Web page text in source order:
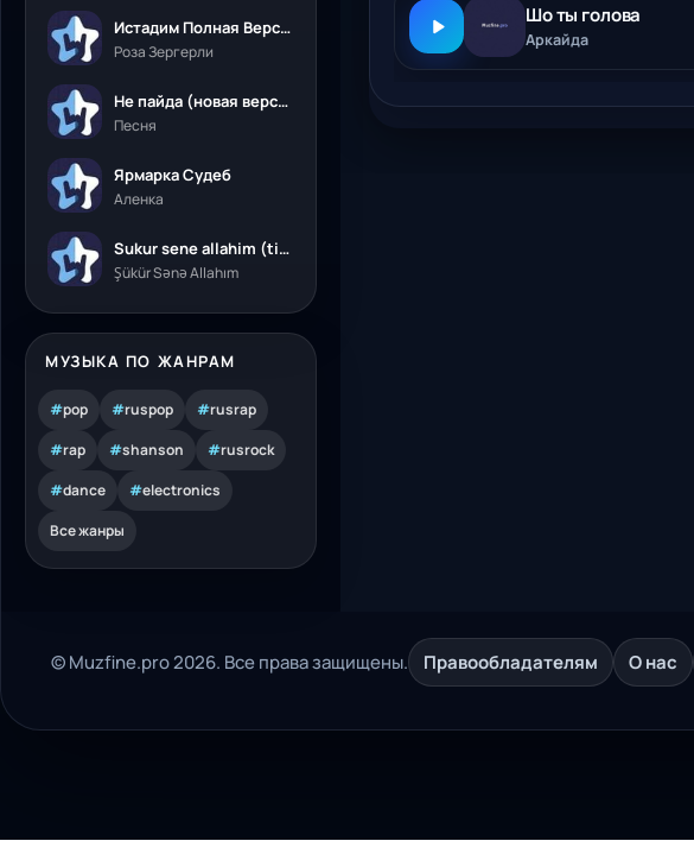
Истадим Полная Версия
Роза Зергерли
Не пайда (новая версия)
Песня
Ярмарка Судеб
Аленка
Sukur sene allahim (tik tok)
Şükür Sənə Allahım
МУЗЫКА ПО ЖАНРАМ
#pop #ruspop #rusrap
#rap #shanson #rusrock
#dance #electronics
Все жанры
Шо ты голова
Аркайда
© Muzfine.pro 2026. Все права защищены. Правообладателям О нас